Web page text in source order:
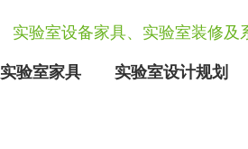
实验室设备家具、实验室装修
实验室家具 实验室设计规划